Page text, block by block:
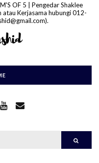
OF 5 | Pengedar Shaklee
atau Kerjasama hubungi 012-